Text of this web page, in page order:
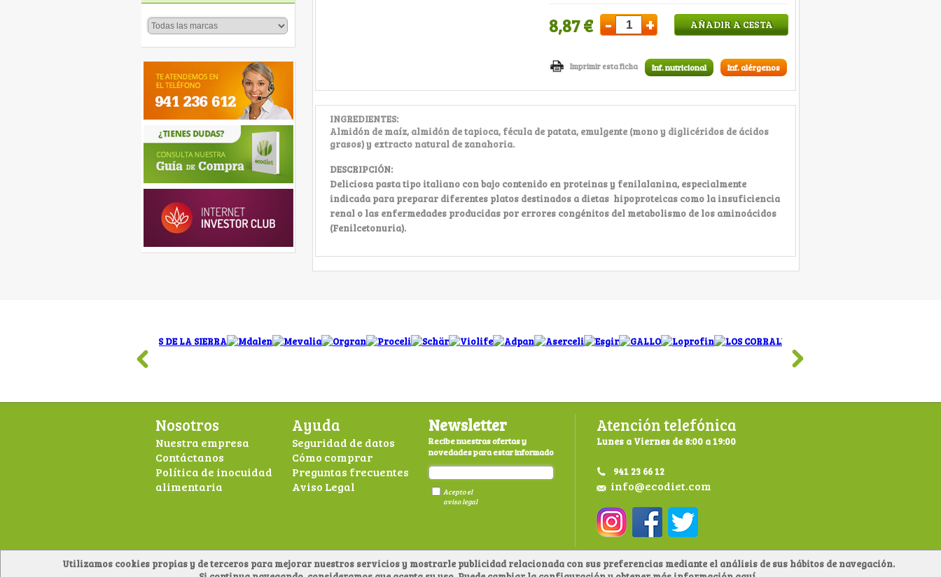
8,87 € - + AÑADIR A CESTA
Imprimir esta ficha Inf. nutricional Inf. alérgenos
INGREDIENTES:
Almidón de maíz, almidón de tapioca, fécula de patata, emulgente (mono y diglicéridos de ácidos
grasos) y extracto natural de zanahoria.
DESCRIPCIÓN:
Deliciosa pasta tipo italiano con bajo contenido en proteinas y fenilalanina, especialmente
indicada para preparar diferentes platos destinados a dietas hipoproteicas como la insuficiencia
renal o las enfermedades producidas por errores congénitos del metabolismo de los aminoácidos
(Fenilcetonuria).
Nosotros
Nuestra empresa
Contáctanos
Política de inocuidad
alimentaria
Ayuda
Seguridad de datos
Cómo comprar
Preguntas frecuentes
Aviso Legal
Newsletter
Recibe nuestras ofertas y
novedades para estar informado
Acepto el
aviso legal
Atención telefónica
Lunes a Viernes de 8:00 a 19:00
941 23 66 12
info@ecodiet.com
Utilizamos cookies propias y de terceros para mejorar nuestros servicios y mostrarle publicidad relacionada con sus preferencias mediante el análisis de sus hábitos de navegación.